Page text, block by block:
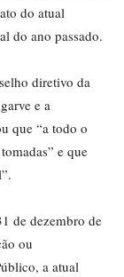
do atual
do ano passado.
diretivo da
e a
que “a todo o
e que
de dezembro de
ou
a atual